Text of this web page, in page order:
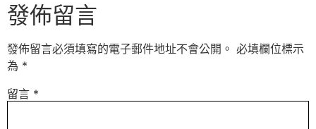
發佈留言
發佈留言必須填寫的電子郵件地址不會公開。 必填欄位標示
為 *
留言 *